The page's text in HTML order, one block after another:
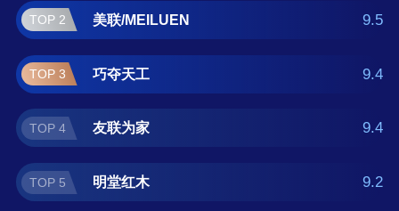
什么牌子好？那么本雕花桌十大品牌榜单可供
您作为选购参考，我们致力于用最真实的数据
提供雕花桌品牌推荐，让您选得放心。(榜单每
月更新一次)
TOP 2 美联/MEILUEN 9.5
TOP 3 巧夺天工 9.4
TOP 4 友联为家 9.4
TOP 5 明堂红木 9.2